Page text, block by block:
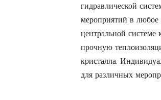
гидравлической
мероприятий в любое
центральной системе
прочную
кристалла.
для различных